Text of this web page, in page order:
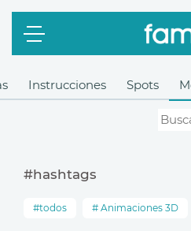
Instrucciones Spots
#hashtags
todos Animaciones 3D